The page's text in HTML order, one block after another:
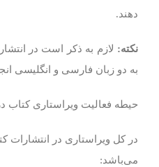
دهند.
نکته: لازم به ذکر است در
به دو زبان فارسی و انگلیسی
حیطه فعالیت ویراستاری کتاب
در کل ویراستاری در انتشارات
می‌باشد: